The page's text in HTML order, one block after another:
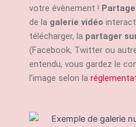
votre évènement !
de la galerie vidéo
télécharger, la partager
(Facebook, Twitter ou
entendu, vous gardez le
l’image selon la